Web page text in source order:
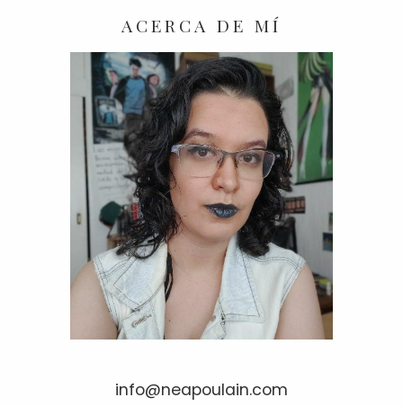
ACERCA DE MÍ
info@neapoulain.com